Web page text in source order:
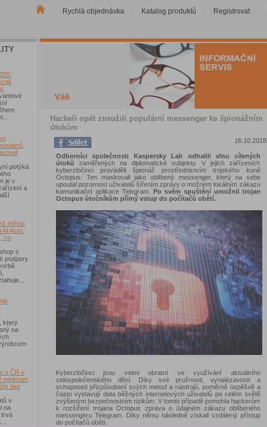
Rychlá objednávka Katalog produktů Registrovat
potýká
je v
a
měsíc
Actu.
co
s
podpory
který
na
v ČR v
minimum
bez
v
na
Hackeři opět zneužili populární messenger ke špionážním
útokům
16.10.2018
Odborníci společnosti Kaspersky Lab odhalili vlnu cílených
útoků zaměřených na diplomatické subjekty. V jejich zařízeních
kyberzločinci prováděli špionáž prostřednictvím trojského koně
Octopus. Ten maskovali jako oblíbený messenger, který na sebe
upoutal pozornost uživatelů šířením zprávy o možném lokálním zákazu
komunikační aplikace Telegram. Po svém spuštění umožnil trojan
Octopus útočníkům přímý vstup do počítačů obětí.
Kyberzločinci jsou velmi obratní ve využívání aktuálního
celospolečenského dění. Díky své pružnosti, vynalézavosti a
schopnosti přizpůsobení svých metod a nástrojů, poměrně úspěšně a
často vystavují data běžných internetových uživatelů po celém světě
zvýšeným bezpečnostním rizikům. V tomto případě pomohla hackerům
k rozšíření trojana Octopus zpráva o údajném zákazu oblíbeného
messengeru Telegram. Díky němu následně získali vzdálený přístup
do počítačů obětí.